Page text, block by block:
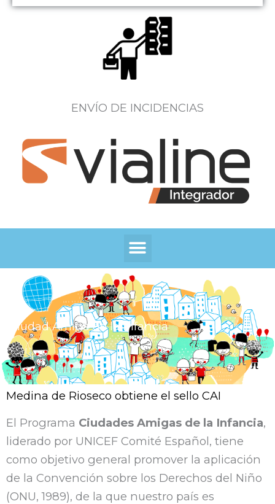
ENVÍO DE INCIDENCIAS
Menú
Ciudad Amiga de la Infancia
Medina de Rioseco obtiene el sello CAI
El Programa Ciudades Amigas de la Infancia,
liderado por UNICEF Comité Español, tiene
como objetivo general promover la aplicación
de la Convención sobre los Derechos del Niño
(ONU, 1989), de la que nuestro país es